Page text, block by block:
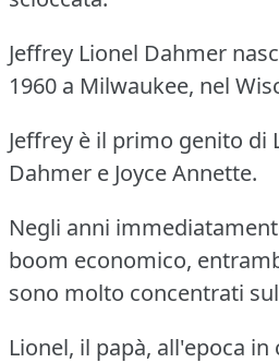
Jeffrey Lionel Dahmer
1960 a Milwaukee, nel
Jeffrey è il primo genito di
Dahmer e Joyce Annette.
Negli anni
boom economico,
sono molto concentrati
Lionel, il papà, all'epoca in